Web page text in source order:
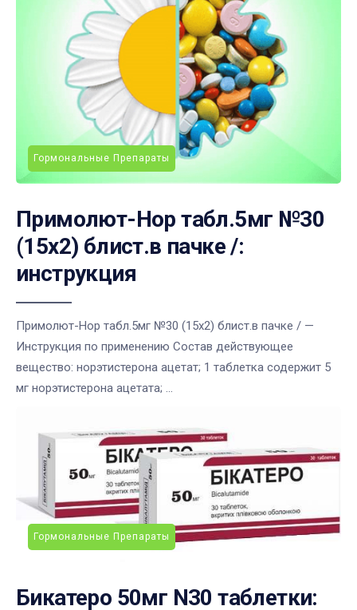
Гормональные Препараты
Примолют-Нор табл.5мг №30
(15х2) блист.в пачке /:
инструкция
Примолют-Нор табл.5мг №30 (15х2) блист.в пачке / —
Инструкция по применению Состав действующее
вещество: норэтистерона ацетат; 1 таблетка содержит 5
мг норэтистерона ацетата; ...
Гормональные Препараты
Бикатеро 50мг N30 таблетки: